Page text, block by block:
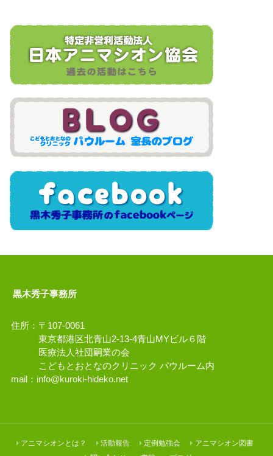
黒木秀子事務所
住所：〒107-0061
東京都港区北青山2-13-4青山MYビル６階
医療法人社団嗣業の会
こどもとおとなのクリニック パウルーム内
mail： info@kuroki-hideko.net
アニマシオンとは？ 活動報告 定例勉強会
アニマシオン図書